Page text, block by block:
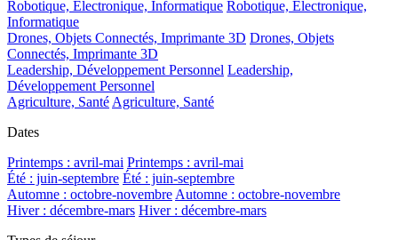
Robotique, Electronique, Informatique Robotique, Electronique,
Informatique
Drones, Objets Connectés, Imprimante 3D Drones, Objets
Connectés, Imprimante 3D
Leadership, Développement Personnel Leadership,
Développement Personnel
Agriculture, SantéAgriculture, Santé
Dates
Printemps : avril-mai Printemps : avril-mai
Été : juin-septembre Été : juin-septembre
Automne : octobre-novembreAutomne : octobre-novembre
Hiver : décembre-mars Hiver : décembre-mars